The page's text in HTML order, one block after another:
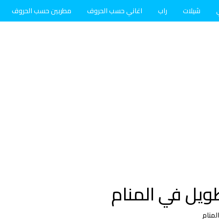
شيلات راب اغاني حسب الحروف مطربين حسب الحروف
في المنام